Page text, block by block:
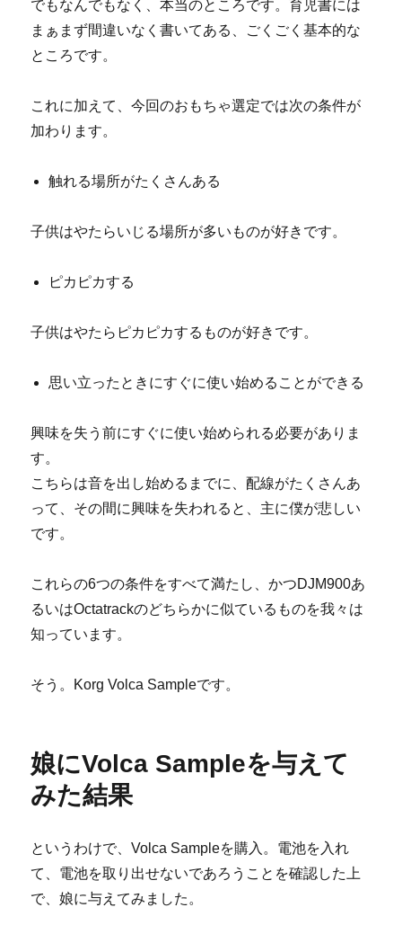
でもなんでもなく、本当のところです。育児書には
まぁまず間違いなく書いてある、ごくごく基本的な
ところです。
これに加えて、今回のおもちゃ選定では次の条件が
加わります。
触れる場所がたくさんある
子供はやたらいじる場所が多いものが好きです。
ピカピカする
子供はやたらピカピカするものが好きです。
思い立ったときにすぐに使い始めることができる
興味を失う前にすぐに使い始められる必要がありま
す。
こちらは音を出し始めるまでに、配線がたくさんあ
って、その間に興味を失われると、主に僕が悲しい
です。
これらの6つの条件をすべて満たし、かつDJM900あ
るいはOctatrackのどちらかに似ているものを我々は
知っています。
そう。Korg Volca Sampleです。
娘にVolca Sampleを与えて
みた結果
というわけで、Volca Sampleを購入。電池を入れ
て、電池を取り出せないであろうことを確認した上
で、娘に与えてみました。